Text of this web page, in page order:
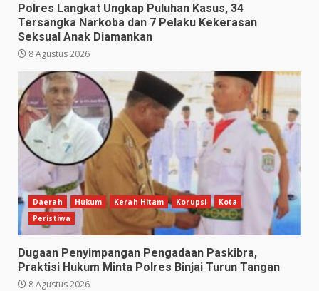
Polres Langkat Ungkap Puluhan Kasus, 34
Tersangka Narkoba dan 7 Pelaku Kekerasan
Seksual Anak Diamankan
8 Agustus 2026
Daerah Hukum Kerah Hitam Korupsi
Kota
Peristiwa
Dugaan Penyimpangan Pengadaan Paskibra,
Praktisi Hukum Minta Polres Binjai Turun Tangan
8 Agustus 2026